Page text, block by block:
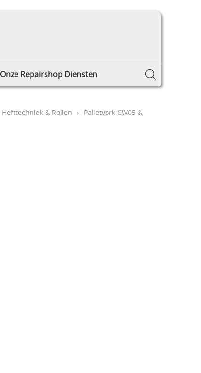
Onze Repairshop Diensten
Hefttechniek & Rollen › Palletvork CW05 &